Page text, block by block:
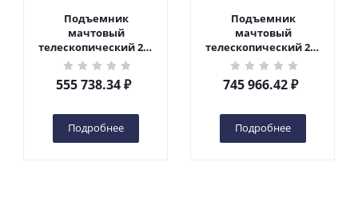
Подъемник
мачтовый
телескопический 200
кг 6 м TOR GTWY6-200S
DC 2-мачтовый
(автономный) (G) в
555 738.34₽
Подробнее
Подъемник
мачтовый
телескопический 200
кг 10 м TOR GTWY10-
200S DC 2-мачтовый
(автономный) (N) в
745 966.42₽
Подробнее